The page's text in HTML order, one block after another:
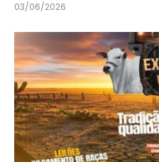
03/06/2026